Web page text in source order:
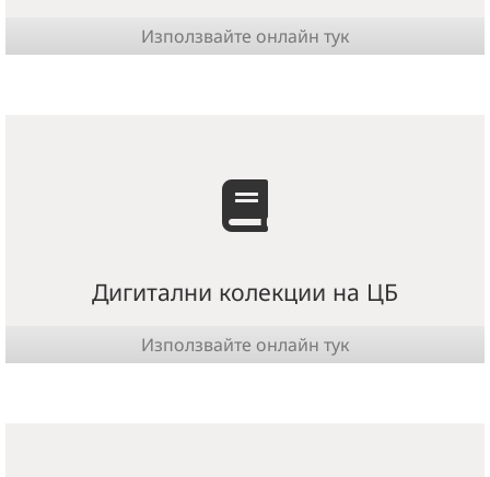
Използвайте онлайн тук
Дигитални колекции на ЦБ
Използвайте онлайн тук